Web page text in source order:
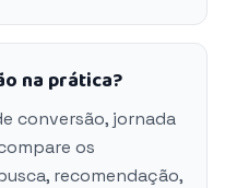
na prática?
conversão, jornada
os
recomendação,